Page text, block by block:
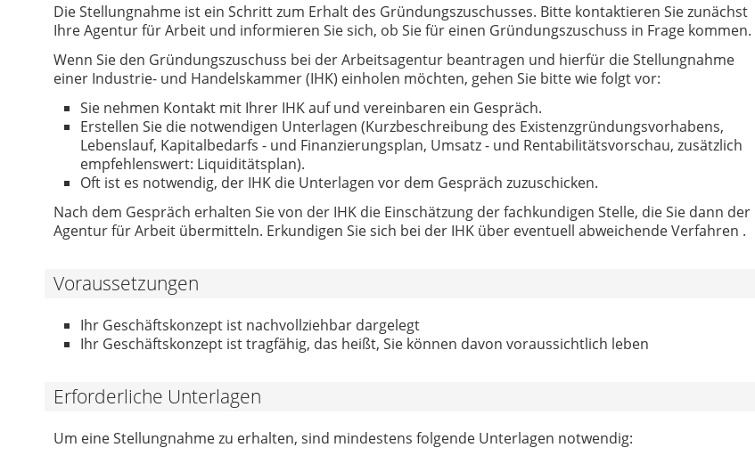
Die Stellungnahme ist ein Schritt zum Erhalt des Gründungszuschusses. Bitte kontaktieren Sie zunächst
Ihre Agentur für Arbeit und informieren Sie sich, ob Sie für einen Gründungszuschuss in Frage kommen.
Wenn Sie den Gründungszuschuss bei der Arbeitsagentur beantragen und hierfür die Stellungnahme
einer Industrie- und Handelskammer (IHK) einholen möchten, gehen Sie bitte wie folgt vor:
Sie nehmen Kontakt mit Ihrer IHK auf und vereinbaren ein Gespräch.
Erstellen Sie die notwendigen Unterlagen (Kurzbeschreibung des Existenzgründungsvorhabens,
Lebenslauf, Kapitalbedarfs - und Finanzierungsplan, Umsatz - und Rentabilitätsvorschau, zusätzlich
empfehlenswert: Liquiditätsplan).
Oft ist es notwendig, der IHK die Unterlagen vor dem Gespräch zuzuschicken.
Nach dem Gespräch erhalten Sie von der IHK die Einschätzung der fachkundigen Stelle, die Sie dann der
Agentur für Arbeit übermitteln. Erkundigen Sie sich bei der IHK über eventuell abweichende Verfahren .
Voraussetzungen
Ihr Geschäftskonzept ist nachvollziehbar dargelegt
Ihr Geschäftskonzept ist tragfähig, das heißt, Sie können davon voraussichtlich leben
Erforderliche Unterlagen
Um eine Stellungnahme zu erhalten, sind mindestens folgende Unterlagen notwendig: